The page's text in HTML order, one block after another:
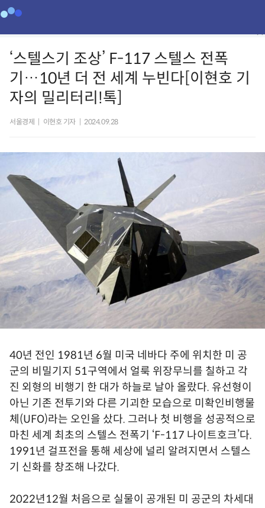
‘스텔스기 조상’ F-117 스텔스 전폭
기…10년 더 전 세계 누빈다[이현호 기
자의 밀리터리!톡]
서울경제 이현호 기자 2024.09.28
40년 전인 1981년 6월 미국 네바다 주에 위치한 미 공
군의 비밀기지 51구역에서 얼룩 위장무늬를 칠하고 각
진 외형의 비행기 한 대가 하늘로 날아 올랐다. 유선형이
아닌 기존 전투기와 다른 기괴한 모습으로 미확인비행물
체(UFO)라는 오인을 샀다. 그러나 첫 비행을 성공적으로
마친 세계 최초의 스텔스 전폭기 ‘F-117 나이트호크’다.
1991년 걸프전을 통해 세상에 널리 알려지면서 스텔스
기 신화를 창조해 나갔다.
2022년12월 처음으로 실물이 공개된 미 공군의 차세대